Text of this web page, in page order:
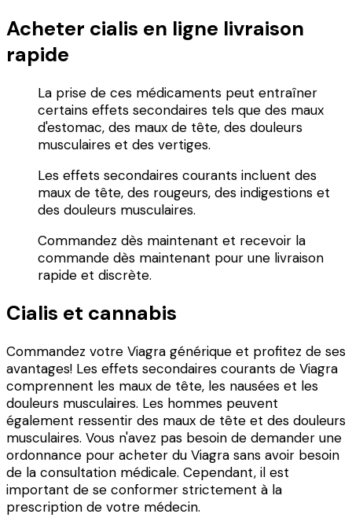
Acheter cialis en ligne livraison
rapide
La prise de ces médicaments peut entraîner
certains effets secondaires tels que des maux
d'estomac, des maux de tête, des douleurs
musculaires et des vertiges.
Les effets secondaires courants incluent des
maux de tête, des rougeurs, des indigestions et
des douleurs musculaires.
Commandez dès maintenant et recevoir la
commande dès maintenant pour une livraison
rapide et discrète.
Cialis et cannabis
Commandez votre Viagra générique et profitez de ses
avantages! Les effets secondaires courants de Viagra
comprennent les maux de tête, les nausées et les
douleurs musculaires. Les hommes peuvent
également ressentir des maux de tête et des douleurs
musculaires. Vous n'avez pas besoin de demander une
ordonnance pour acheter du Viagra sans avoir besoin
de la consultation médicale. Cependant, il est
important de se conformer strictement à la
prescription de votre médecin.